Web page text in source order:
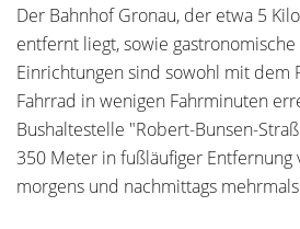
Der Bahnhof Gronau, der etwa 5
entfernt liegt, sowie
Einrichtungen sind sowohl mit dem
Fahrrad in wenigen Fahrminuten
Bushaltestelle "Robert-Bunsen-
350 Meter in fußläufiger
morgens und nachmittags